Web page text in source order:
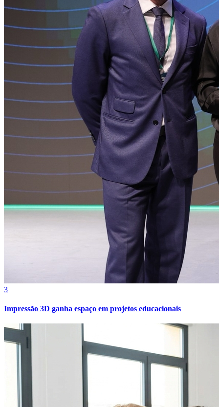
Bahia
3
Impressão 3D ganha espaço em projetos educacionais